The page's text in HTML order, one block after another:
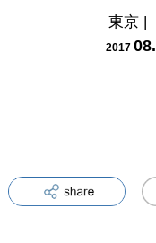
東京|
2017 08.